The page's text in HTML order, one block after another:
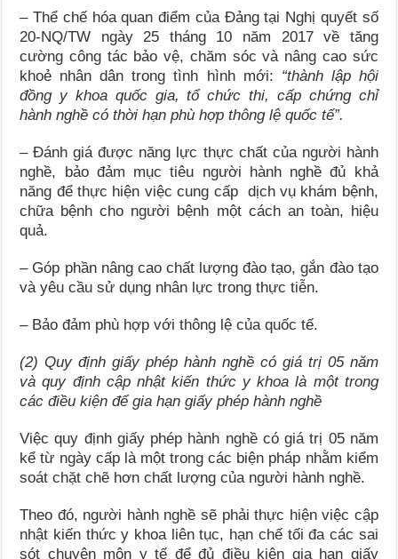
– Thể chế hóa quan điểm của Đảng tại Nghị quyết số
20-NQ/TW ngày 25 tháng 10 năm 2017 về tăng
cường công tác bảo vệ, chăm sóc và nâng cao sức
khoẻ nhân dân trong tình hình mới: “thành lập hội
đồng y khoa quốc gia, tổ chức thi, cấp chứng chỉ
hành nghề có thời hạn phù hợp thông lệ quốc tế”.
– Đánh giá được năng lực thực chất của người hành
nghề, bảo đảm mục tiêu người hành nghề đủ khả
năng để thực hiện việc cung cấp dịch vụ khám bệnh,
chữa bệnh cho người bệnh một cách an toàn, hiệu
quả.
– Góp phần nâng cao chất lượng đào tạo, gắn đào tạo
và yêu cầu sử dụng nhân lực trong thực tiễn.
– Bảo đảm phù hợp với thông lệ của quốc tế.
(2) Quy định giấy phép hành nghề có giá trị 05 năm
và quy định cập nhật kiến thức y khoa là một trong
các điều kiện để gia hạn giấy phép hành nghề
Việc quy định giấy phép hành nghề có giá trị 05 năm
kể từ ngày cấp là một trong các biện pháp nhằm kiểm
soát chặt chẽ hơn chất lượng của người hành nghề.
Theo đó, người hành nghề sẽ phải thực hiện việc cập
nhật kiến thức y khoa liên tục, hạn chế tối đa các sai
sót chuyên môn y tế để đủ điều kiện gia hạn giấy